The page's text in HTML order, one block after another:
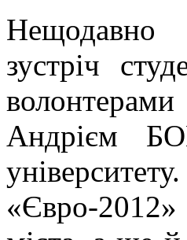
Нещодавно
зустріч
Андрієм
«Євро-